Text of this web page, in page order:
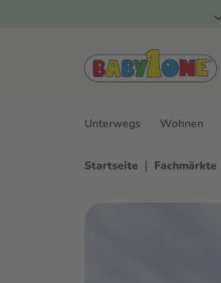
Unterwegs Wohnen
Startseite | Fachmärkte